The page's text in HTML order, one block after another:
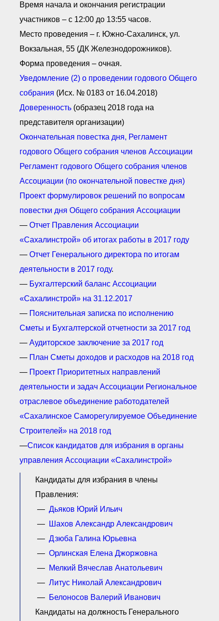
Время начала и окончания регистрации
участников – с 12:00 до 13:55 часов.
Место проведения – г. Южно-Сахалинск, ул.
Вокзальная, 55 (ДК Железнодорожников).
Форма проведения – очная.
Уведомление (2) о проведении годового Общего
собрания (Исх. № 0183 от 16.04.2018)
Доверенность (образец 2018 года на
представителя организации)
Окончательная повестка дня, Регламент
годового Общего собрания членов Ассоциации
Регламент годового Общего собрания членов
Ассоциации (по окончательной повестке дня)
Проект формулировок решений по вопросам
повестки дня Общего собрания Ассоциации
— Отчет Правления Ассоциации
«Сахалинстрой» об итогах работы в 2017 году
— Отчет Генерального директора по итогам
деятельности в 2017 году.
— Бухгалтерский баланс Ассоциации
«Сахалинстрой» на 31.12.2017
— Пояснительная записка по исполнению
Сметы и Бухгалтерской отчетности за 2017 год
— Аудиторское заключение за 2017 год
— План Сметы доходов и расходов на 2018 год
— Проект Приоритетных направлений
деятельности и задач Ассоциации Региональное
отраслевое объединение работодателей
«Сахалинское Саморегулируемое Объединение
Строителей» на 2018 год
—Список кандидатов для избрания в органы
управления Ассоциации «Сахалинстрой»
Кандидаты для избрания в члены
Правления:
— Дьяков Юрий Ильич
—
Шахов Александр Александрович
— Дзюба Галина Юрьевна
— Орлинская Елена Джоржовна
— Мелкий Вячеслав Анатольевич
— Литус Николай Александрович
— Белоносов Валерий Иванович
Кандидаты на должность Генерального